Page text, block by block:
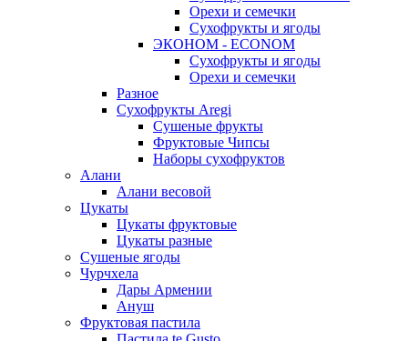
Орехи и семечки
Сухофрукты и ягоды
ЭКОНОМ - ECONOM
Сухофрукты и ягоды
Орехи и семечки
Разное
Сухофрукты Aregi
Сушеные фрукты
Фруктовые Чипсы
Наборы сухофруктов
Алани
Алани весовой
Цукаты
Цукаты фруктовые
Цукаты разные
Сушеные ягоды
Чурчхела
Дары Армении
Ануш
Фруктовая пастила